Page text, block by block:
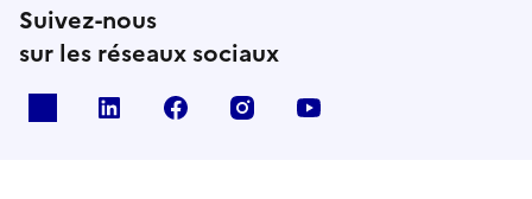
Suivez-nous
sur les réseaux sociaux
Linkedin Facebook Instagram